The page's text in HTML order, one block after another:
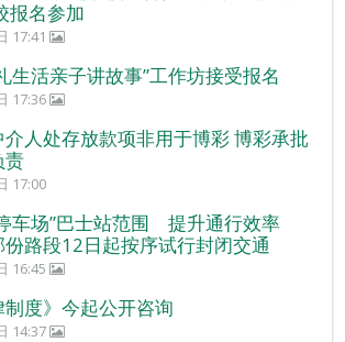
报名参加
17:41
生活亲子讲故事”工作坊接受报名
17:36
人处存放款项非用于博彩 博彩承批
责
17:00
车场”巴士站范围 提升通行效率
路段12日起按序试行封闭交通
16:45
制度》今起公开咨询
14:37